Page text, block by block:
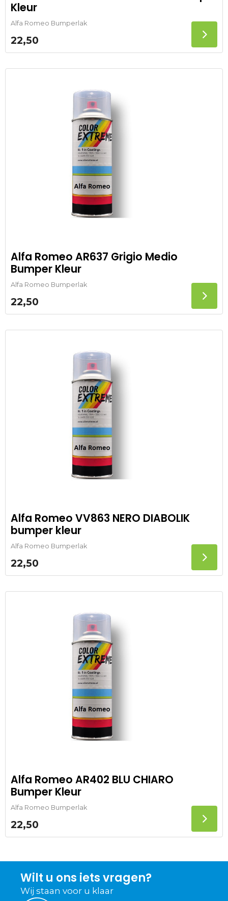
Kleur
Alfa Romeo Bumperlak
22,50
Alfa Romeo AR637 Grigio Medio
Bumper Kleur
Alfa Romeo Bumperlak
22,50
Alfa Romeo VV863 NERO DIABOLIK
bumper kleur
Alfa Romeo Bumperlak
22,50
Alfa Romeo AR402 BLU CHIARO
Bumper Kleur
Alfa Romeo Bumperlak
22,50
Wilt u ons iets vragen?
Wij staan voor u klaar